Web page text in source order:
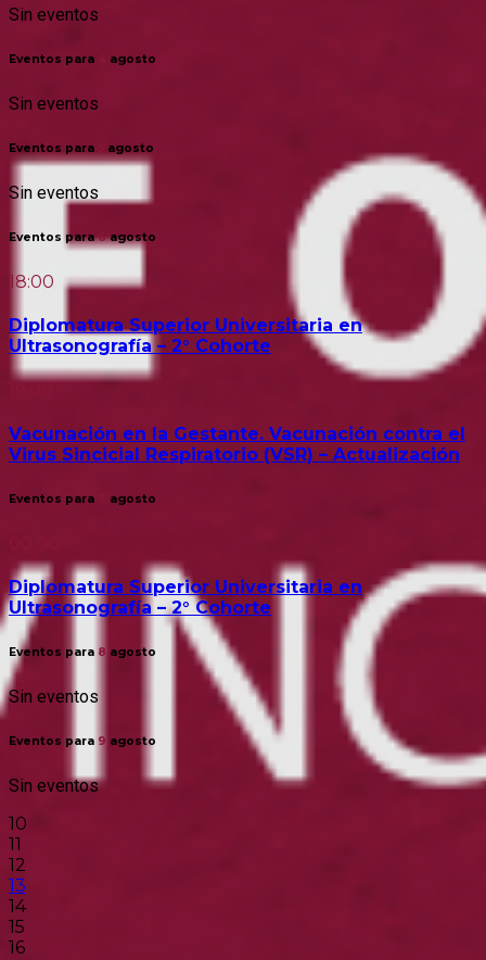
Sin eventos
Eventos para agosto
Sin eventos
Eventos para agosto
Sin eventos
Eventos para6agosto
18:00
Diplomatura Superior Universitaria en
Ultrasonografía – 2° Cohorte
Vacunación en la Gestante. Vacunación contra el
Virus Sincicial Respiratorio (VSR) – Actualización
Eventos para agosto
Diplomatura Superior Universitaria en
Ultrasonografía – 2° Cohorte
Eventos para 8 agosto
Sin eventos
Eventos para 9 agosto
Sin eventos
10
11
12
13
14
15
16